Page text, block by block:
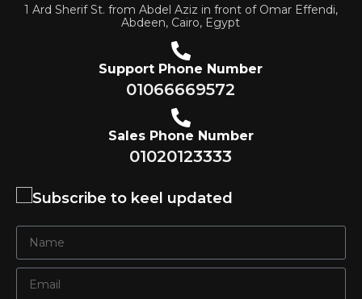
1 Ard Sherif St. from Abdel Aziz in front of Omar Effendi,
Abdeen, Cairo, Egypt
Support Phone Number
01066669572
Sales Phone Number
01020123333
Subscribe to keel updated